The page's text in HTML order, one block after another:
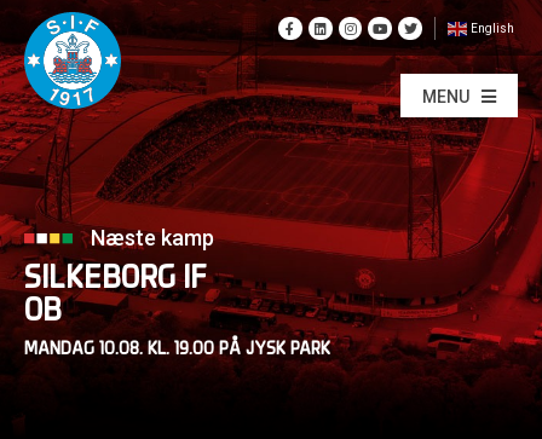
English
MENU
Næste kamp
SILKEBORG IF
OB
MANDAG 10.08. KL. 19.00 PÅ JYSK PARK